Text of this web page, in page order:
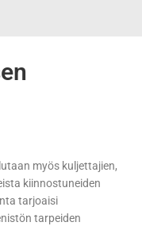
myös kuljettajien,
kiinnostuneiden
tarjoaisi
tarpeiden